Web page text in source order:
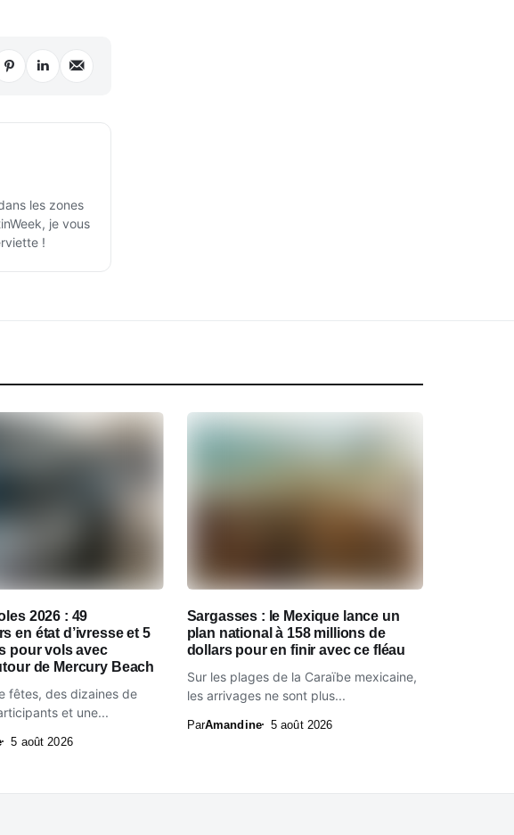
les zones
je vous
!
2026 : 49
en état d’ivresse et 5
pour vols avec
de Mercury Beach
fêtes, des dizaines de
et une...
5 août 2026
Sargasses : le Mexique lance un
plan national à 158 millions de
dollars pour en finir avec ce fléau
Sur les plages de la Caraïbe mexicaine,
les arrivages ne sont plus...
ParAmandine 5 août 2026